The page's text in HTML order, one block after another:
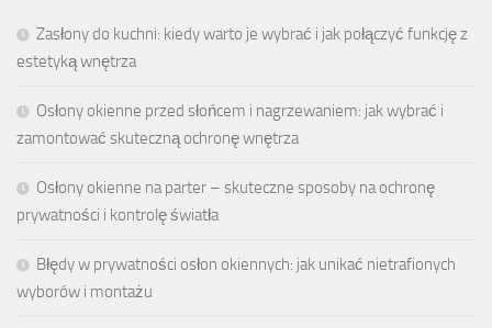
Zasłony do kuchni: kiedy warto je wybrać i jak połączyć funkcję z
estetyką wnętrza
Osłony okienne przed słońcem i nagrzewaniem: jak wybrać i
zamontować skuteczną ochronę wnętrza
Osłony okienne na parter – skuteczne sposoby na ochronę
prywatności i kontrolę światła
Błędy w prywatności osłon okiennych: jak unikać nietrafionych
wyborów i montażu